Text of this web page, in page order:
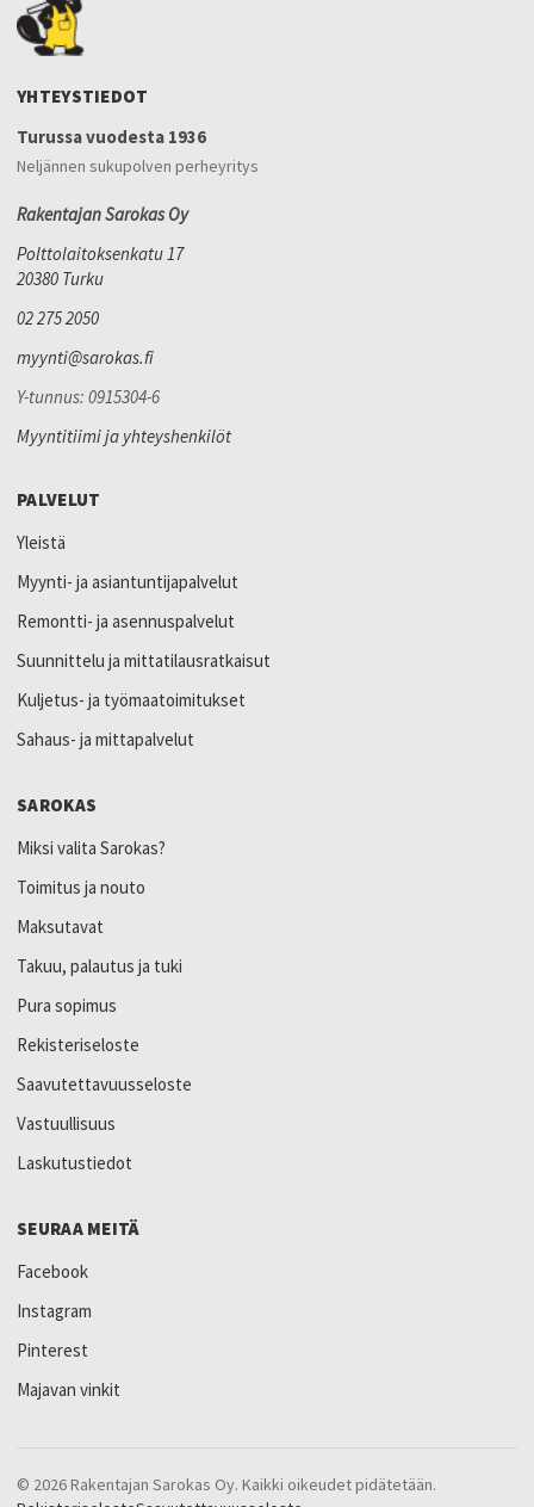
YHTEYSTIEDOT
Turussa vuodesta 1936
Neljännen sukupolven perheyritys
Rakentajan Sarokas Oy
Polttolaitoksenkatu 17
20380 Turku
02 275 2050
myynti@sarokas.fi
Y-tunnus: 0915304-6
Myyntitiimi ja yhteyshenkilöt
PALVELUT
Yleistä
Myynti- ja asiantuntijapalvelut
Remontti- ja asennuspalvelut
Suunnittelu ja mittatilausratkaisut
Kuljetus- ja työmaatoimitukset
Sahaus- ja mittapalvelut
SAROKAS
Miksi valita Sarokas?
Toimitus ja nouto
Maksutavat
Takuu, palautus ja tuki
Pura sopimus
Rekisteriseloste
Saavutettavuusseloste
Vastuullisuus
Laskutustiedot
SEURAA MEITÄ
Facebook
Instagram
Pinterest
Majavan vinkit
© 2026 Rakentajan Sarokas Oy. Kaikki oikeudet pidätetään.